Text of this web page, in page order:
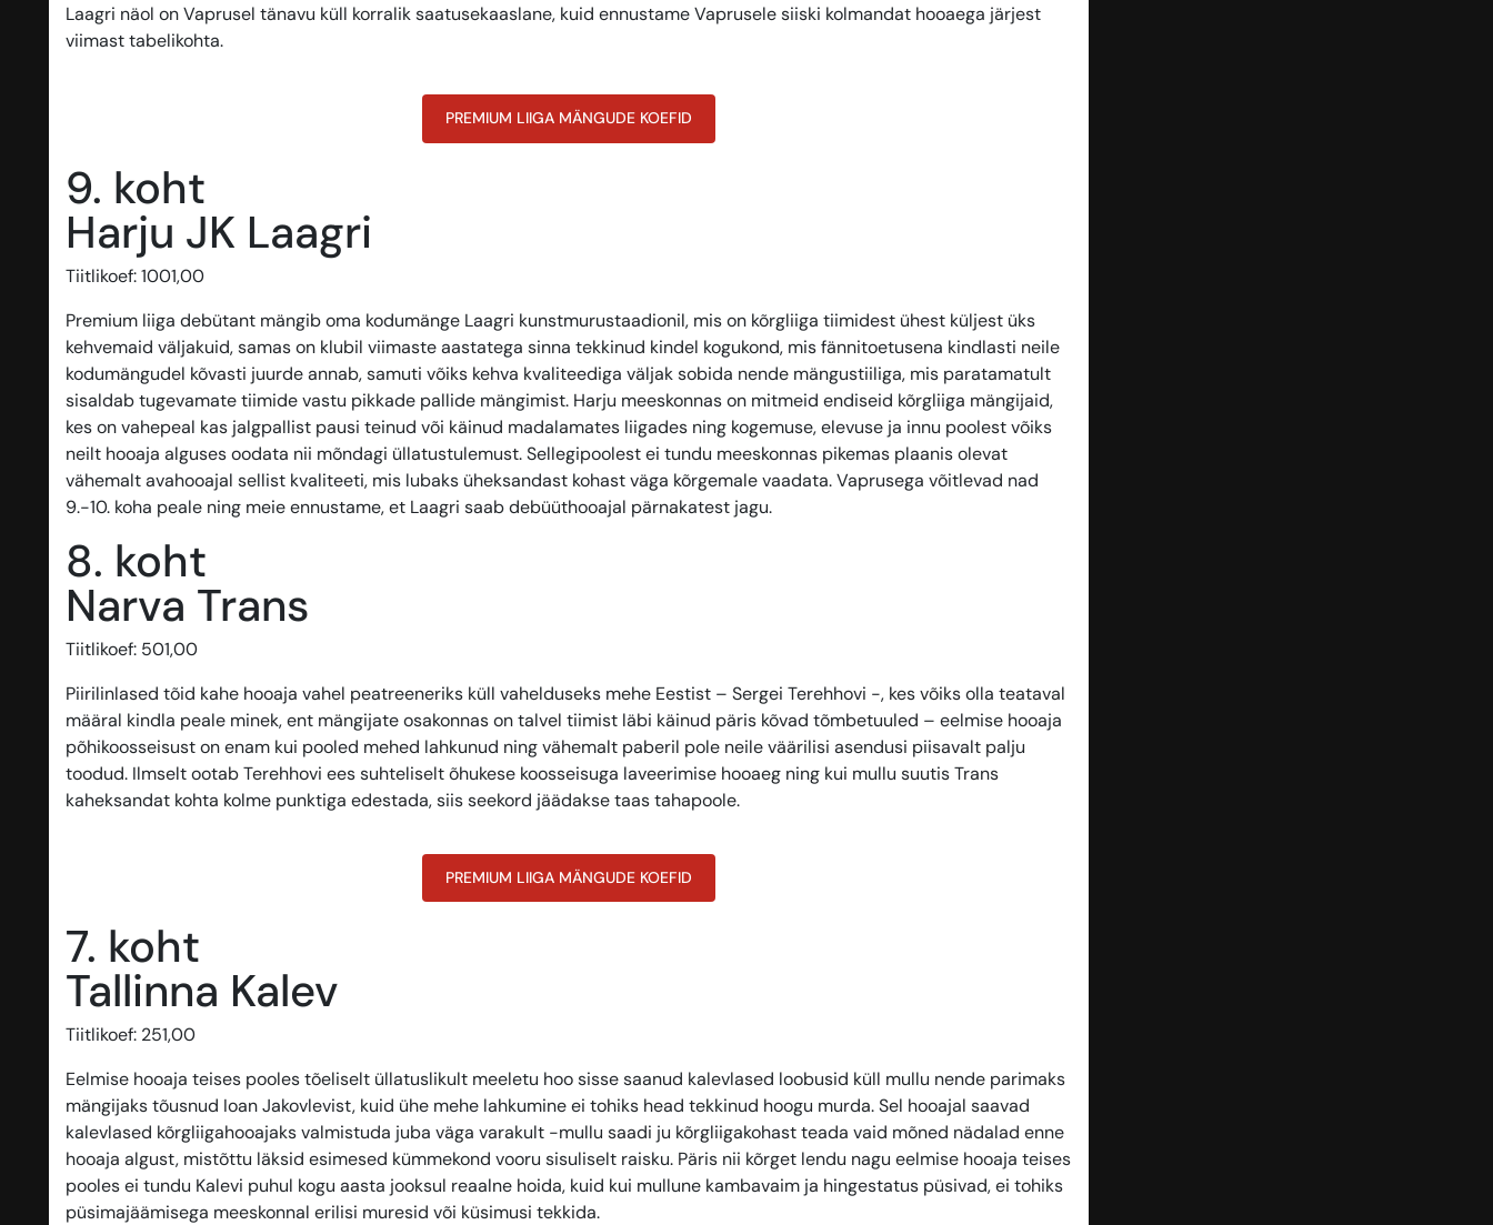
Laagri näol on Vaprusel tänavu küll korralik saatusekaaslane, kuid ennustame Vaprusele siiski kolmandat hooaega järjest
viimast tabelikohta.
PREMIUM LIIGA MÄNGUDE KOEFID
9. koht
Harju JK Laagri
Tiitlikoef: 1001,00
Premium liiga debütant mängib oma kodumänge Laagri kunstmurustaadionil, mis on kõrgliiga tiimidest ühest küljest üks
kehvemaid väljakuid, samas on klubil viimaste aastatega sinna tekkinud kindel kogukond, mis fännitoetusena kindlasti neile
kodumängudel kõvasti juurde annab, samuti võiks kehva kvaliteediga väljak sobida nende mängustiiliga, mis paratamatult
sisaldab tugevamate tiimide vastu pikkade pallide mängimist. Harju meeskonnas on mitmeid endiseid kõrgliiga mängijaid,
kes on vahepeal kas jalgpallist pausi teinud või käinud madalamates liigades ning kogemuse, elevuse ja innu poolest võiks
neilt hooaja alguses oodata nii mõndagi üllatustulemust. Sellegipoolest ei tundu meeskonnas pikemas plaanis olevat
vähemalt avahooajal sellist kvaliteeti, mis lubaks üheksandast kohast väga kõrgemale vaadata. Vaprusega võitlevad nad
9.-10. koha peale ning meie ennustame, et Laagri saab debüüthooajal pärnakatest jagu.
8. koht
Narva Trans
Tiitlikoef: 501,00
Piirilinlased tõid kahe hooaja vahel peatreeneriks küll vahelduseks mehe Eestist – Sergei Terehhovi -, kes võiks olla teataval
määral kindla peale minek, ent mängijate osakonnas on talvel tiimist läbi käinud päris kõvad tõmbetuuled – eelmise hooaja
põhikoosseisust on enam kui pooled mehed lahkunud ning vähemalt paberil pole neile väärilisi asendusi piisavalt palju
toodud. Ilmselt ootab Terehhovi ees suhteliselt õhukese koosseisuga laveerimise hooaeg ning kui mullu suutis Trans
kaheksandat kohta kolme punktiga edestada, siis seekord jäädakse taas tahapoole.
PREMIUM LIIGA MÄNGUDE KOEFID
7. koht
Tallinna Kalev
Tiitlikoef: 251,00
Eelmise hooaja teises pooles tõeliselt üllatuslikult meeletu hoo sisse saanud kalevlased loobusid küll mullu nende parimaks
mängijaks tõusnud Ioan Jakovlevist, kuid ühe mehe lahkumine ei tohiks head tekkinud hoogu murda. Sel hooajal saavad
kalevlased kõrgliigahooajaks valmistuda juba väga varakult -mullu saadi ju kõrgliigakohast teada vaid mõned nädalad enne
hooaja algust, mistõttu läksid esimesed kümmekond vooru sisuliselt raisku. Päris nii kõrget lendu nagu eelmise hooaja teises
pooles ei tundu Kalevi puhul kogu aasta jooksul reaalne hoida, kuid kui mullune kambavaim ja hingestatus püsivad, ei tohiks
püsimajäämisega meeskonnal erilisi muresid või küsimusi tekkida.